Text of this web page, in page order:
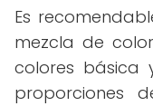
Es
mezcla de
colores básica
proporciones